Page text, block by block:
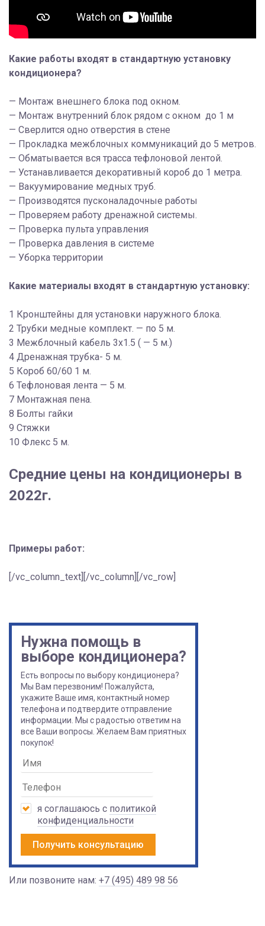
Какие работы входят в стандартную установку
кондиционера?
— Монтаж внешнего блока под окном.
— Монтаж внутренний блок рядом с окном до 1 м
— Сверлится одно отверстия в стене
— Прокладка межблочных коммуникаций до 5 метров.
— Обматывается вся трасса тефлоновой лентой.
— Устанавливается декоративный короб до 1 метра.
— Вакуумирование медных труб.
— Производятся пусконаладочные работы
— Проверяем работу дренажной системы.
— Проверка пульта управления
— Проверка давления в системе
— Уборка территории
Какие материалы входят в стандартную установку:
1 Кронштейны для установки наружного блока.
2 Трубки медные комплект. — по 5 м.
3 Межблочный кабель 3х1.5 ( — 5 м.)
4 Дренажная трубка- 5 м.
5 Короб 60/60 1 м.
6 Тефлоновая лента — 5 м.
7 Монтажная пена.
8 Болты гайки
9 Стяжки
10 Флекс 5 м.
Средние цены на кондиционеры в
2022г.
Примеры работ:
[/vc_column_text][/vc_column][/vc_row]
Нужна помощь в
выборе кондиционера?
Есть вопросы по выбору кондиционера?
Мы Вам перезвоним! Пожалуйста,
укажите Ваше имя, контактный номер
телефона и подтвердите отправление
информации. Мы с радостью ответим на
все Ваши вопросы. Желаем Вам приятных
покупок!
я соглашаюсь с политикой
конфиденциальности
Получить консультацию
Или позвоните нам: +7 (495) 489 98 56